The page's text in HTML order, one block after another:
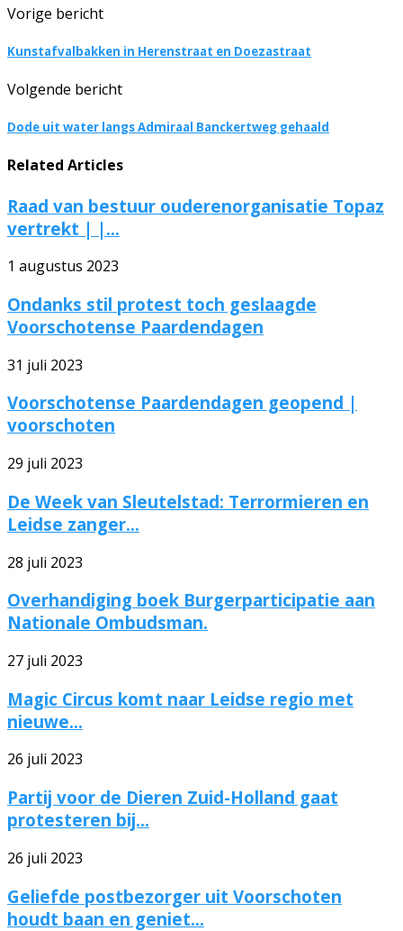
Vorige bericht
Kunstafvalbakken in Herenstraat en Doezastraat
Volgende bericht
Dode uit water langs Admiraal Banckertweg gehaald
Related Articles
Raad van bestuur ouderenorganisatie Topaz
vertrekt | |...
1 augustus 2023
Ondanks stil protest toch geslaagde
Voorschotense Paardendagen
31 juli 2023
Voorschotense Paardendagen geopend |
voorschoten
29 juli 2023
De Week van Sleutelstad: Terrormieren en
Leidse zanger...
28 juli 2023
Overhandiging boek Burgerparticipatie aan
Nationale Ombudsman.
27 juli 2023
Magic Circus komt naar Leidse regio met
nieuwe...
26 juli 2023
Partij voor de Dieren Zuid-Holland gaat
protesteren bij...
26 juli 2023
Geliefde postbezorger uit Voorschoten
houdt baan en geniet...